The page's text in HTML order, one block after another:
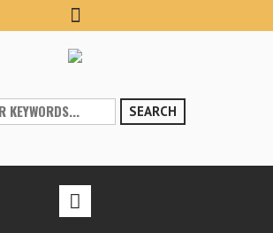
SEARCH